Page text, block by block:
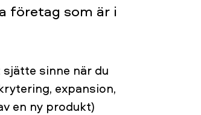
företag som är i
sinne när du
expansion,
en ny produkt)